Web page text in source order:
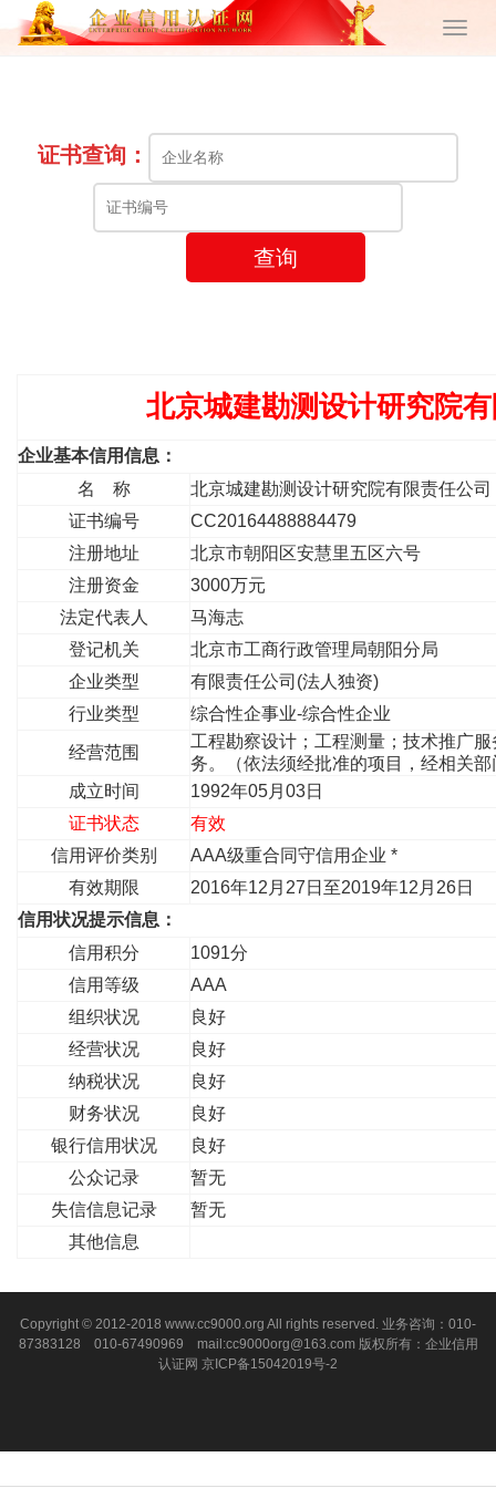
证书查询：
查询
北京城建勘测设计研究院
企业基本信用信息：
名 称
北京城建勘测设计研究院有限责任公司
证书编号
CC20164488884479
注册地址
北京市朝阳区安慧里五区六号
注册资金
3000万元
法定代表人
马海志
登记机关
北京市工商行政管理局朝阳分局
企业类型
有限责任公司(法人独资)
行业类型
综合性企事业-综合性企业
经营范围
工程勘察设计；工程测量；技术推广
务。（依法须经批准的项目，经相关
成立时间
1992年05月03日
证书状态
有效
信用评价类别
AAA级重合同守信用企业 *
有效期限
2016年12月27日至2019年12月26日
信用状况提示信息：
信用积分
1091分
信用等级
AAA
组织状况
良好
经营状况
良好
纳税状况
良好
财务状况
良好
银行信用状况
良好
公众记录
暂无
失信信息记录
暂无
其他信息
Copyright © 2012-2018 www.cc9000.org All rights reserved. 业务咨询：010-
87383128 010-67490969 mail:cc9000org@163.com 版权所有：企业信用
认证网 京ICP备15042019号-2